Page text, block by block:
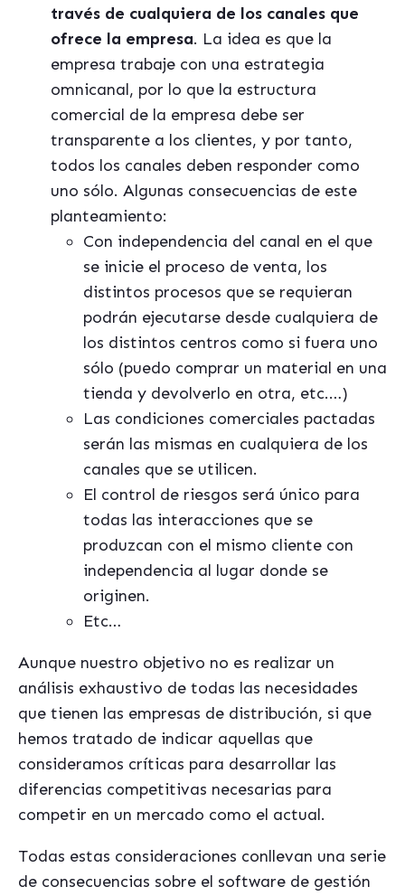
través de cualquiera de los canales que
ofrece la empresa. La idea es que la
empresa trabaje con una estrategia
omnicanal, por lo que la estructura
comercial de la empresa debe ser
transparente a los clientes, y por tanto,
todos los canales deben responder como
uno sólo. Algunas consecuencias de este
planteamiento:
Con independencia del canal en el que
se inicie el proceso de venta, los
distintos procesos que se requieran
podrán ejecutarse desde cualquiera de
los distintos centros como si fuera uno
sólo (puedo comprar un material en una
tienda y devolverlo en otra, etc.…)
Las condiciones comerciales pactadas
serán las mismas en cualquiera de los
canales que se utilicen.
El control de riesgos será único para
todas las interacciones que se
produzcan con el mismo cliente con
independencia al lugar donde se
originen.
Etc…
Aunque nuestro objetivo no es realizar un
análisis exhaustivo de todas las necesidades
que tienen las empresas de distribución, si que
hemos tratado de indicar aquellas que
consideramos críticas para desarrollar las
diferencias competitivas necesarias para
competir en un mercado como el actual.
Todas estas consideraciones conllevan una serie
de consecuencias sobre el software de gestión